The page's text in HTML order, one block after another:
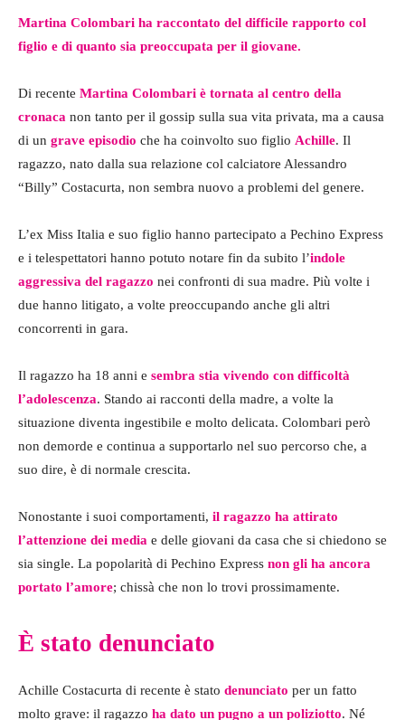
Martina Colombari ha raccontato del difficile rapporto col
figlio e di quanto sia preoccupata per il giovane.
Di recente Martina Colombari è tornata al centro della
cronaca non tanto per il gossip sulla sua vita privata, ma a causa
di un grave episodio che ha coinvolto suo figlio Achille. Il
ragazzo, nato dalla sua relazione col calciatore Alessandro
“Billy” Costacurta, non sembra nuovo a problemi del genere.
L’ex Miss Italia e suo figlio hanno partecipato a Pechino Express
e i telespettatori hanno potuto notare fin da subito l’indole
aggressiva del ragazzo nei confronti di sua madre. Più volte i
due hanno litigato, a volte preoccupando anche gli altri
concorrenti in gara.
Il ragazzo ha 18 anni e sembra stia vivendo con difficoltà
l’adolescenza. Stando ai racconti della madre, a volte la
situazione diventa ingestibile e molto delicata. Colombari però
non demorde e continua a supportarlo nel suo percorso che, a
suo dire, è di normale crescita.
Nonostante i suoi comportamenti, il ragazzo ha attirato
l’attenzione dei media e delle giovani da casa che si chiedono se
sia single. La popolarità di Pechino Express non gli ha ancora
portato l’amore; chissà che non lo trovi prossimamente.
È stato denunciato
Achille Costacurta di recente è stato denunciato per un fatto
molto grave: il ragazzo ha dato un pugno a un poliziotto. Né